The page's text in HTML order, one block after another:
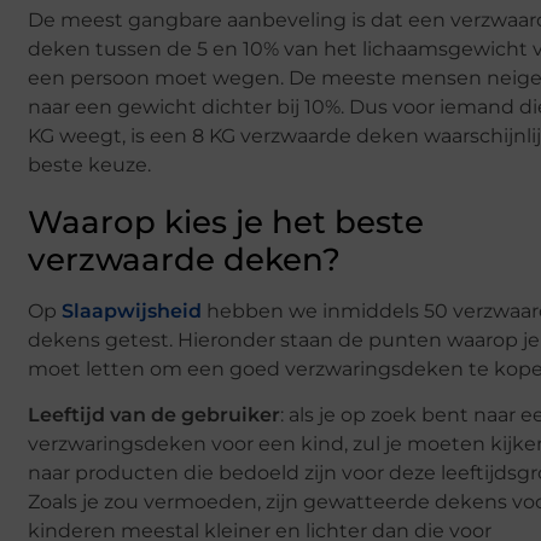
De meest gangbare aanbeveling is dat een
deken tussen de 5 en 10% van het lichaamsgewicht
een persoon moet wegen. De meeste mensen
naar een gewicht dichter bij 10%. Dus voor iemand
KG weegt, is een 8 KG verzwaarde deken
beste keuze.
Waarop kies je het beste
verzwaarde deken?
Op Slaapwijsheid hebben we inmiddels 50
dekens getest. Hieronder staan de punten waarop je
moet letten om een goed verzwaringsdeken te
Leeftijd van de gebruiker: als je op zoek bent naar
verzwaringsdeken voor een kind, zul je moeten
naar producten die bedoeld zijn voor deze
Zoals je zou vermoeden, zijn gewatteerde dekens
kinderen meestal kleiner en lichter dan die voor